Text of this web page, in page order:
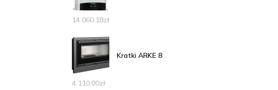
14 060,18zł
Kratki ARKE 8
4 110,00zł